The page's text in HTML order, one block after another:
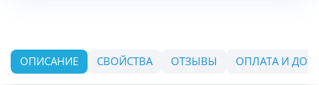
ОПИСАНИЕ СВОЙСТВА ОТЗЫВЫ ОПЛАТА И